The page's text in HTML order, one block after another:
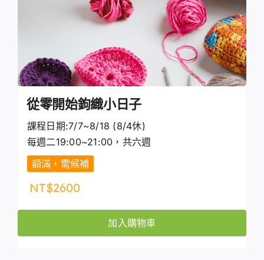
從零開始鉤織小日子
課程日期:7/7~8/18 (8/4休)
每週二19:00~21:00，共六週
額滿，需候補
NT$2600
加入購物車